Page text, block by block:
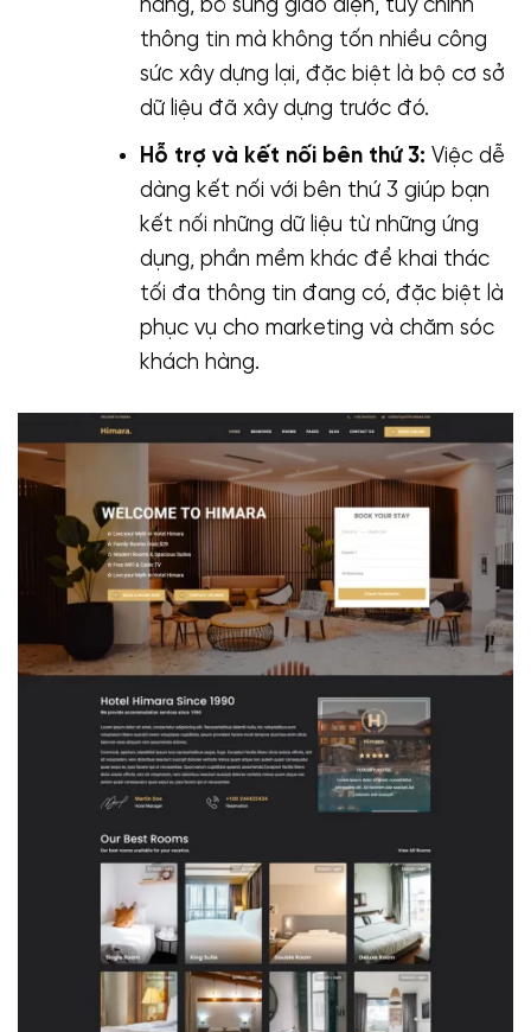
năng, bổ sung giao diện, tuỳ chỉnh
thông tin mà không tốn nhiều công
sức xây dựng lại, đặc biệt là bộ cơ sở
dữ liệu đã xây dựng trước đó.
Hỗ trợ và kết nối bên thứ 3: Việc dễ
dàng kết nối với bên thứ 3 giúp bạn
kết nối những dữ liệu từ những ứng
dụng, phần mềm khác để khai thác
tối đa thông tin đang có, đặc biệt là
phục vụ cho marketing và chăm sóc
khách hàng.